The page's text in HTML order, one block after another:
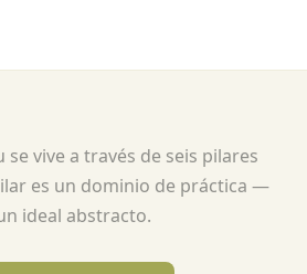
se vive a través de seis pilares
es un dominio de práctica —
ideal abstracto.